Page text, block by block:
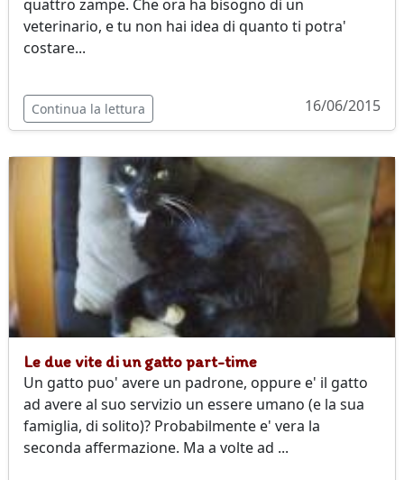
quattro zampe. Che ora ha bisogno di un
veterinario, e tu non hai idea di quanto ti potra'
costare...
Continua la lettura 16/06/2015
Le due vite di un gatto part-time
Un gatto puo' avere un padrone, oppure e' il gatto
ad avere al suo servizio un essere umano (e la sua
famiglia, di solito)? Probabilmente e' vera la
seconda affermazione. Ma a volte ad ...